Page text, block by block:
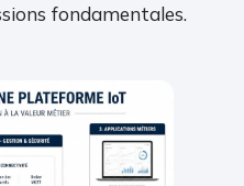
fondamentales.